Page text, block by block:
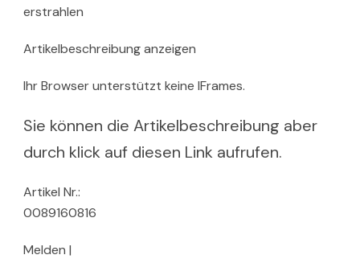
erstrahlen
Artikelbeschreibung anzeigen
Ihr Browser unterstützt keine IFrames.
Sie können die Artikelbeschreibung aber
durch klick auf diesen Link aufrufen.
Artikel Nr.:
0089160816
Melden |